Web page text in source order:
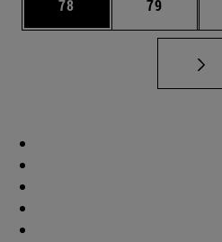
Página
78 Página
79